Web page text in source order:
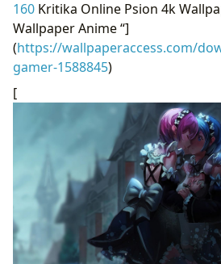
160 Kritika Online Psion 4k
Wallpaper Anime “]
(https://wallpaperaccess.com/
gamer-1588845)
[